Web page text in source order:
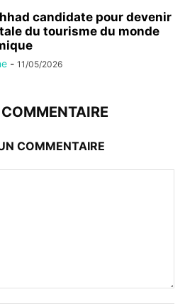
candidate pour devenir
du tourisme du monde
- 11/05/2026
COMMENTAIRE